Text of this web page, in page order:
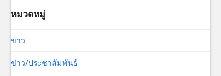
หมวดหมู่
ข่าว
ข่าว/ประชาสัมพันธ์